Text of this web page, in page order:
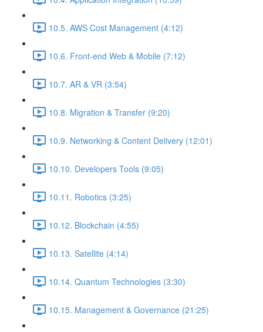
10.5. AWS Cost Management (4:12)
10.6. Front-end Web & Mobile (7:12)
10.7. AR & VR (3:54)
10.8. Migration & Transfer (9:20)
10.9. Networking & Content Delivery (12:01)
10.10. Developers Tools (9:05)
10.11. Robotics (3:25)
10.12. Blockchain (4:55)
10.13. Satellite (4:14)
10.14. Quantum Technologies (3:30)
10.15. Management & Governance (21:25)